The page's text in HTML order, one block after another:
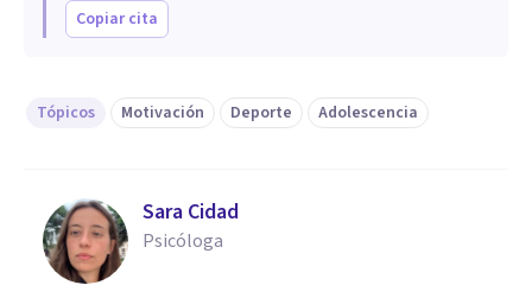
Copiar cita
Tópicos Motivación Deporte Adolescencia
Sara Cidad
Psicóloga